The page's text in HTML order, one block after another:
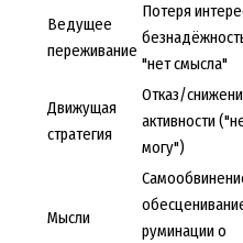
Ведущее
переживание
Потеря
"нет смысла"
Движущая
стратегия
Отказ/
активности
могу")
Мысли
руминации о